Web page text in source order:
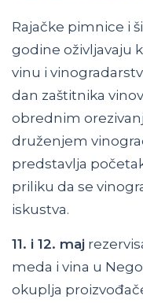
Rajačke pimnice i
godine oživljavaju
vinu i
dan zaštitnika
obrednim
druženjem
predstavlja
priliku da se
iskustva.
11. i 12. maj
meda i vina u
okuplja